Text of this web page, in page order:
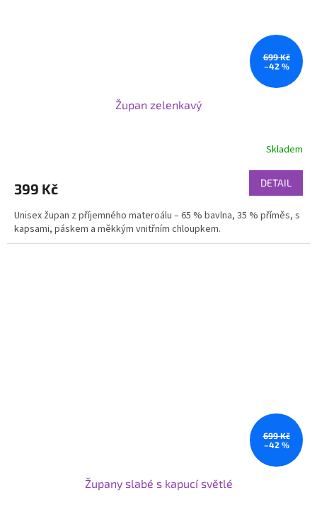
699 Kč
–42 %
Župan zelenkavý
Skladem
399 Kč DETAIL
Unisex župan z příjemného materoálu – 65 % bavlna, 35 % příměs, s
kapsami, páskem a měkkým vnitřním chloupkem.
699 Kč
–42 %
Župany slabé s kapucí světlé